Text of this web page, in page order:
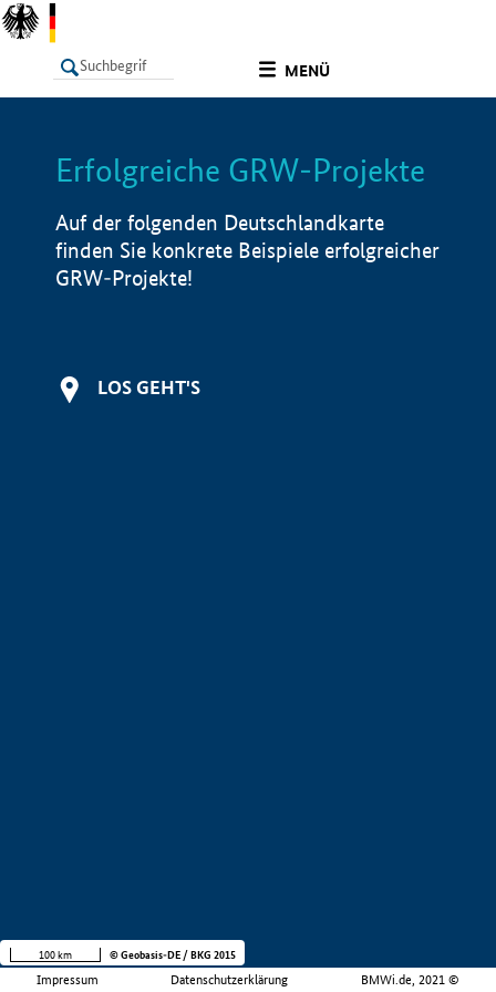
MENÜ
LISTE Info
Erfolgreiche GRW-Projekte
Auf der folgenden Deutschlandkarte
finden Sie konkrete Beispiele erfolgreicher
GRW-Projekte!
LOS GEHT'S
Impressum Datenschutzerklärung BMWi.de, 2021 ©
100 km © Geobasis-DE / BKG 2015